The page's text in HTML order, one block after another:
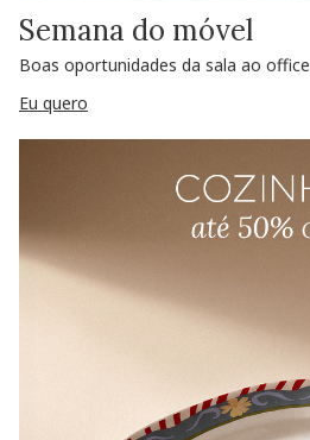
Semana do móvel
Boas oportunidades da sala ao office
Eu quero